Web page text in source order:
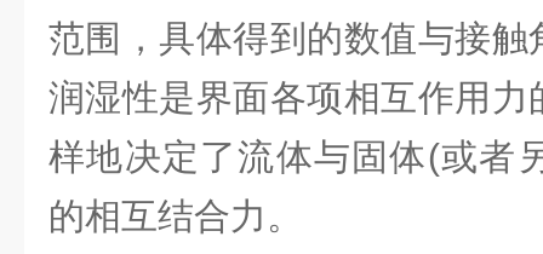
范围，具体得到的数值与接
润湿性是界面各项相互作用
样地决定了流体与固体(或者
的相互结合力。